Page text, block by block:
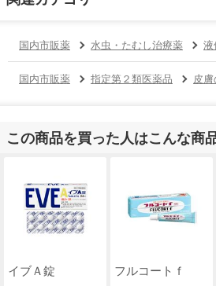
国内市販薬 水虫・たむし治療薬
国内市販薬 指定第２類医薬品 皮
この商品を買った人はこんな商
イブＡ錠 フルコートｆ